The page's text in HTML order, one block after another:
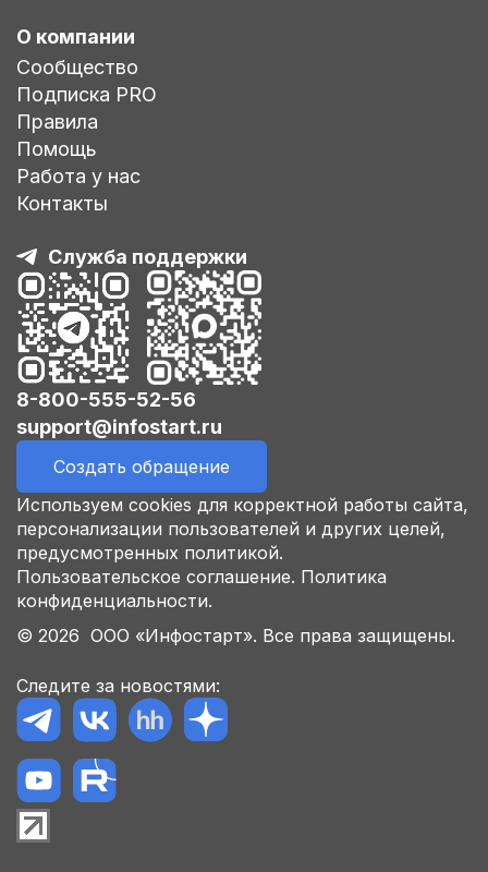
О компании
Сообщество
Подписка PRO
Правила
Помощь
Работа у нас
Контакты
Служба поддержки
8-800-555-52-56
support@infostart.ru
Создать обращение
Используем cookies для корректной работы сайта,
персонализации пользователей и других целей,
предусмотренных политикой.
Пользовательское соглашение. Политика
конфиденциальности.
© 2026 ООО «Инфостарт». Все права защищены.
Следите за новостями: